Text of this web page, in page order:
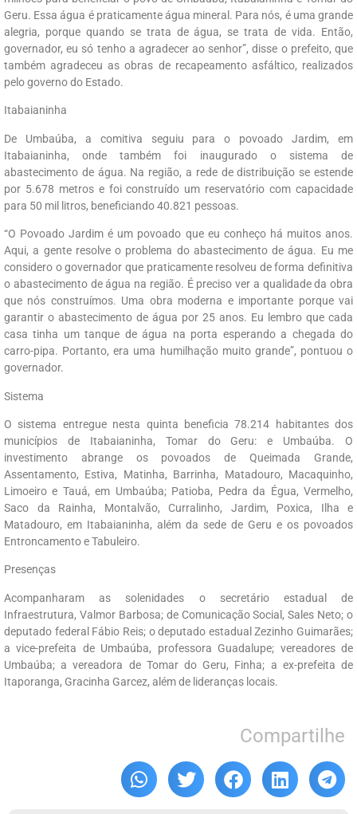
Geru. Essa água é praticamente água mineral. Para nós, é uma grande
alegria, porque quando se trata de água, se trata de vida. Então,
governador, eu só tenho a agradecer ao senhor”, disse o prefeito, que
também agradeceu as obras de recapeamento asfáltico, realizados
pelo governo do Estado.
Itabaianinha
De Umbaúba, a comitiva seguiu para o povoado Jardim, em
Itabaianinha, onde também foi inaugurado o sistema de
abastecimento de água. Na região, a rede de distribuição se estende
por 5.678 metros e foi construído um reservatório com capacidade
para 50 mil litros, beneficiando 40.821 pessoas.
“O Povoado Jardim é um povoado que eu conheço há muitos anos.
Aqui, a gente resolve o problema do abastecimento de água. Eu me
considero o governador que praticamente resolveu de forma definitiva
o abastecimento de água na região. É preciso ver a qualidade da obra
que nós construímos. Uma obra moderna e importante porque vai
garantir o abastecimento de água por 25 anos. Eu lembro que cada
casa tinha um tanque de água na porta esperando a chegada do
carro-pipa. Portanto, era uma humilhação muito grande”, pontuou o
governador.
Sistema
O sistema entregue nesta quinta beneficia 78.214 habitantes dos
municípios de Itabaianinha, Tomar do Geru: e Umbaúba. O
investimento abrange os povoados de Queimada Grande,
Assentamento, Estiva, Matinha, Barrinha, Matadouro, Macaquinho,
Limoeiro e Tauá, em Umbaúba; Patioba, Pedra da Égua, Vermelho,
Saco da Rainha, Montalvão, Curralinho, Jardim, Poxica, Ilha e
Matadouro, em Itabaianinha, além da sede de Geru e os povoados
Entroncamento e Tabuleiro.
Presenças
Acompanharam as solenidades o secretário estadual de
Infraestrutura, Valmor Barbosa; de Comunicação Social, Sales Neto; o
deputado federal Fábio Reis; o deputado estadual Zezinho Guimarães;
a vice-prefeita de Umbaúba, professora Guadalupe; vereadores de
Umbaúba; a vereadora de Tomar do Geru, Finha; a ex-prefeita de
Itaporanga, Gracinha Garcez, além de lideranças locais.
Compartilhe